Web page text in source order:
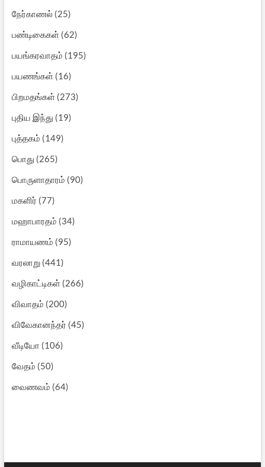
நேர்காணல்(25)
பண்டிகைகள்(62)
பயங்கரவாதம் (195)
பயணங்கள்(16)
பிறமதங்கள்(273)
புதிய இந்து (19)
புத்தகம் (149)
பொது (265)
பொருளாதாரம் (90)
மகளிர் (77)
மஹாபாரதம் (34)
ராமாயணம் (95)
வரலாறு(441)
வழிகாட்டிகள்(266)
விவாதம் (200)
விவேகானந்தர் (45)
வீடியோ (106)
வேதம் (50)
வைணவம் (64)